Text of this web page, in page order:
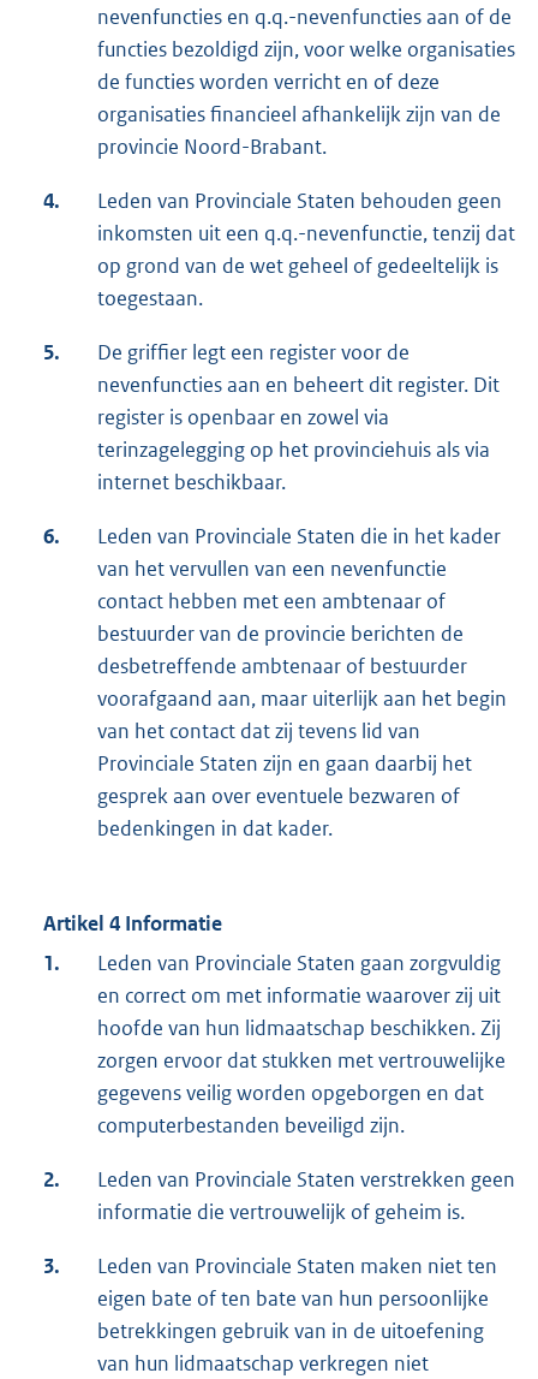
nevenfuncties en q.q.-nevenfuncties aan of de
functies bezoldigd zijn, voor welke organisaties
de functies worden verricht en of deze
organisaties financieel afhankelijk zijn van de
provincie Noord-Brabant.
4.
Leden van Provinciale Staten behouden geen
inkomsten uit een q.q.-nevenfunctie, tenzij dat
op grond van de wet geheel of gedeeltelijk is
toegestaan.
5.
De griffier legt een register voor de
nevenfuncties aan en beheert dit register. Dit
register is openbaar en zowel via
terinzagelegging op het provinciehuis als via
internet beschikbaar.
6.
Leden van Provinciale Staten die in het kader
van het vervullen van een nevenfunctie
contact hebben met een ambtenaar of
bestuurder van de provincie berichten de
desbetreffende ambtenaar of bestuurder
voorafgaand aan, maar uiterlijk aan het begin
van het contact dat zij tevens lid van
Provinciale Staten zijn en gaan daarbij het
gesprek aan over eventuele bezwaren of
bedenkingen in dat kader.
Artikel 4 Informatie
1.
Leden van Provinciale Staten gaan zorgvuldig
en correct om met informatie waarover zij uit
hoofde van hun lidmaatschap beschikken. Zij
zorgen ervoor dat stukken met vertrouwelijke
gegevens veilig worden opgeborgen en dat
computerbestanden beveiligd zijn.
2.
Leden van Provinciale Staten verstrekken geen
informatie die vertrouwelijk of geheim is.
3.
Leden van Provinciale Staten maken niet ten
eigen bate of ten bate van hun persoonlijke
betrekkingen gebruik van in de uitoefening
van hun lidmaatschap verkregen niet